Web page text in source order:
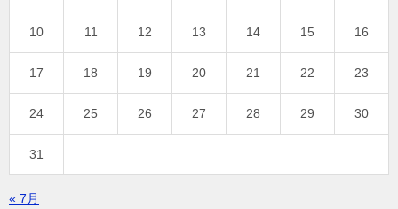
10 11 12 13 14 15 16
17 18 19 20 21 22 23
24 25 26 27 28 29 30
31
« 7月